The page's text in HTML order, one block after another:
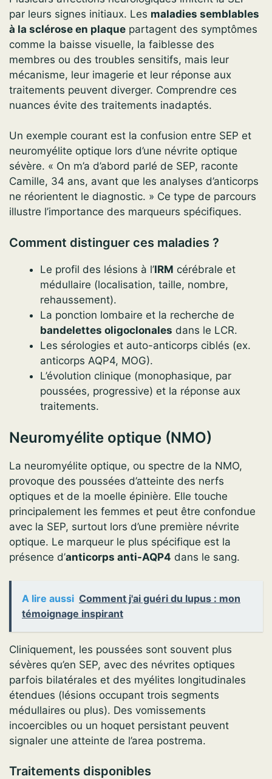
par leurs signes initiaux. Les maladies semblables
à la sclérose en plaque partagent des symptômes
comme la baisse visuelle, la faiblesse des
membres ou des troubles sensitifs, mais leur
mécanisme, leur imagerie et leur réponse aux
traitements peuvent diverger. Comprendre ces
nuances évite des traitements inadaptés.
Un exemple courant est la confusion entre SEP et
neuromyélite optique lors d’une névrite optique
sévère. « On m’a d’abord parlé de SEP, raconte
Camille, 34 ans, avant que les analyses d’anticorps
ne réorientent le diagnostic. » Ce type de parcours
illustre l’importance des marqueurs spécifiques.
Comment distinguer ces maladies ?
Le profil des lésions à l’IRM cérébrale et
médullaire (localisation, taille, nombre,
rehaussement).
La ponction lombaire et la recherche de
bandelettes oligoclonales dans le LCR.
Les sérologies et auto-anticorps ciblés (ex.
anticorps AQP4, MOG).
L’évolution clinique (monophasique, par
poussées, progressive) et la réponse aux
traitements.
Neuromyélite optique (NMO)
La neuromyélite optique, ou spectre de la NMO,
provoque des poussées d’atteinte des nerfs
optiques et de la moelle épinière. Elle touche
principalement les femmes et peut être confondue
avec la SEP, surtout lors d’une première névrite
optique. Le marqueur le plus spécifique est la
présence d’anticorps anti-AQP4 dans le sang.
A lire aussi Comment j'ai guéri du lupus : mon
témoignage inspirant
Cliniquement, les poussées sont souvent plus
sévères qu’en SEP, avec des névrites optiques
parfois bilatérales et des myélites longitudinales
étendues (lésions occupant trois segments
médullaires ou plus). Des vomissements
incoercibles ou un hoquet persistant peuvent
signaler une atteinte de l’area postrema.
Traitements disponibles